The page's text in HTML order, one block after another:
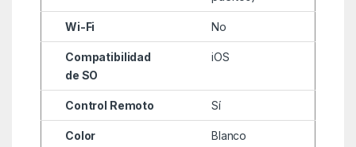
Wi-Fi No
Compatibilidad
de SO
iOS
Control Remoto Sí
Color Blanco